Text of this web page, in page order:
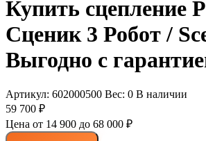
Купить сцепление
Сценик 3 Робот /
Выгодно с
Артикул: 602000500 Вес: 0 В наличии
59 700 ₽
Цена от 14 900 до 68 000 ₽